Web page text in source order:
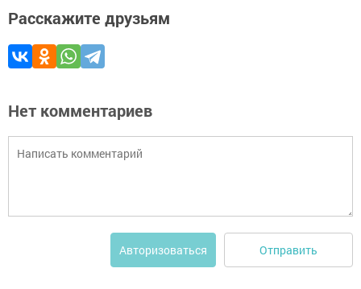
Расскажите друзьям
Нет комментариев
Авторизоваться Отправить